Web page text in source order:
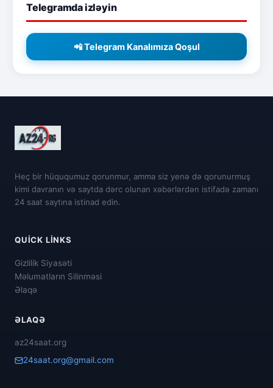
Telegramda izləyin
📲 Telegram Kanalımıza Qoşul
Heç bir hüququmuz qorunmur, amma siz yenə də qorunurmuş
kimi davranın və saytda dərc olunan xəbərlərdən istifadə zamanı
24 saat saytına istinad edin.
QUICK LINKS
Gizlilik Siyasəti
Məlumatların Silinməsi
Əlaqə
ƏLAQƏ
az24saat.org
24saat.org@gmail.com